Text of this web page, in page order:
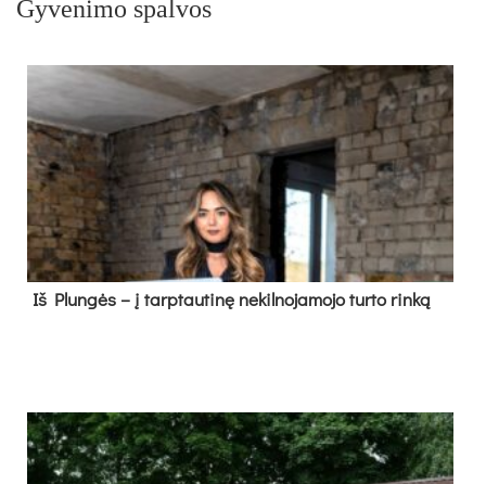
Gyvenimo spalvos
Iš Plungės – į tarptautinę nekilnojamojo turto rinką